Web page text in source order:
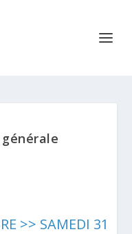
>> SAMEDI 31